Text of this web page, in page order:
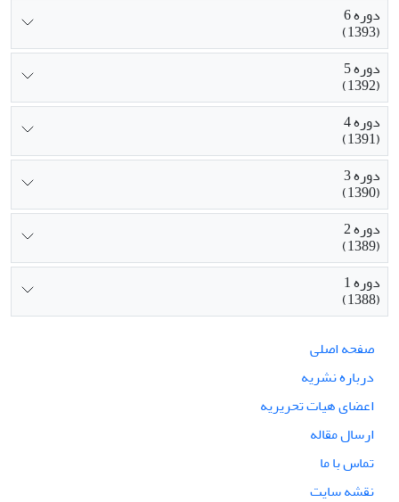
دوره 6
(1393)
دوره 5
(1392)
دوره 4
(1391)
دوره 3
(1390)
دوره 2
(1389)
دوره 1
(1388)
صفحه اصلی
درباره نشریه
اعضای هیات تحریریه
ارسال مقاله
تماس با ما
نقشه سایت